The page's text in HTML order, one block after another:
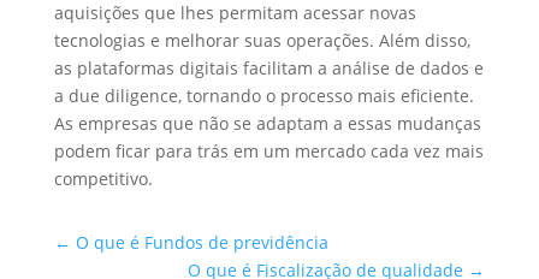
aquisições que lhes permitam acessar novas
tecnologias e melhorar suas operações. Além disso,
as plataformas digitais facilitam a análise de dados e
a due diligence, tornando o processo mais eficiente.
As empresas que não se adaptam a essas mudanças
podem ficar para trás em um mercado cada vez mais
competitivo.
← O que é Fundos de previdência
O que é Fiscalização de qualidade →